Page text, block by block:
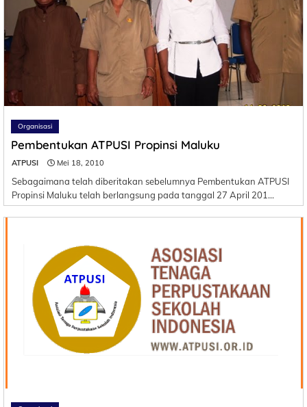
Organisasi
Pembentukan ATPUSI Propinsi Maluku
ATPUSI Mei 18, 2010
Sebagaimana telah diberitakan sebelumnya Pembentukan ATPUSI
Propinsi Maluku telah berlangsung pada tanggal 27 April 201…